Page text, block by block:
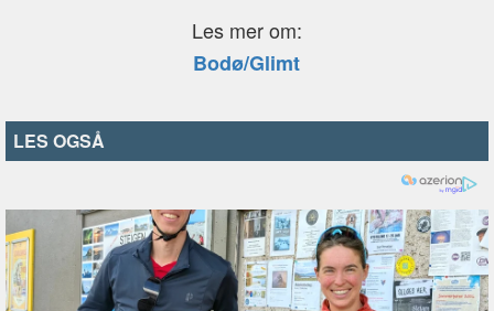
Les mer om:
Bodø/Glimt
LES OGSÅ